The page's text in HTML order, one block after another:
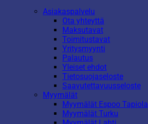
Asiakaspalvelu
Ota yhteyttä
Maksutavat
Toimitustavat
Yritysmyynti
Palautus
Yleiset ehdot
Tietosuojaseloste
Saavutettavuusseloste
Myymälät
Myymälät Espoo Tapiola
Myymälät Turku